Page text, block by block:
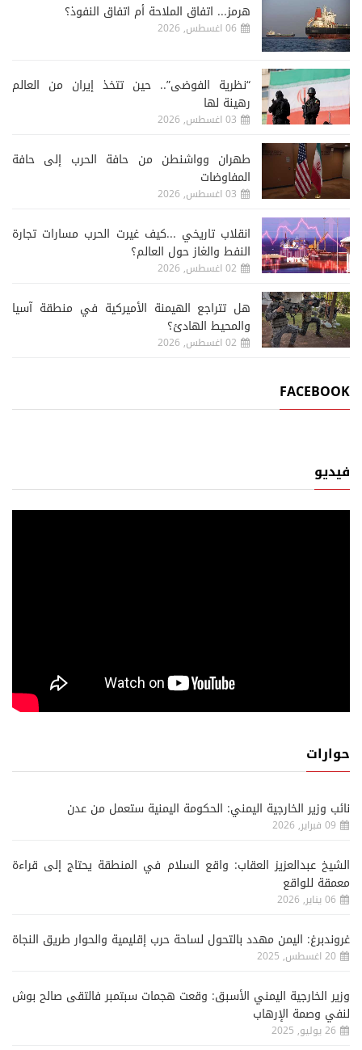
هرمز... اتفاق الملاحة أم اتفاق النفوذ؟
06 اغسطس, 2026
“نظرية الفوضى”.. حين تتخذ إيران من العالم
رهينة لها
03 اغسطس, 2026
طهران وواشنطن من حافة الحرب إلى حافة
المفاوضات
03 اغسطس, 2026
انقلاب تاريخي ...كيف غيرت الحرب مسارات تجارة
النفط والغاز حول العالم؟
02 اغسطس, 2026
هل تتراجع الهيمنة الأميركية في منطقة آسيا
والمحيط الهادئ؟
02 اغسطس, 2026
FACEBOOK
فيديو
حوارات
نائب وزير الخارجية اليمني: الحكومة اليمنية ستعمل من عدن
09 فبراير, 2026
الشيخ عبدالعزيز العقاب: واقع السلام في المنطقة يحتاج إلى قراءة
معمقة للواقع
06 يناير, 2026
غروندبرغ: اليمن مهدد بالتحول لساحة حرب إقليمية والحوار طريق النجاة
20 اغسطس, 2025
وزير الخارجية اليمني الأسبق: وقعت هجمات سبتمبر فالتقى صالح بوش
لنفي وصمة الإرهاب
26 يوليو, 2025